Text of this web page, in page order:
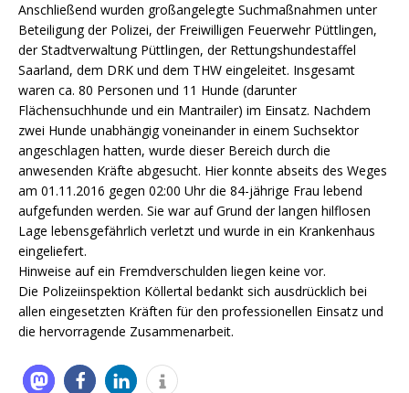
Anschließend wurden großangelegte Suchmaßnahmen unter
Beteiligung der Polizei, der Freiwilligen Feuerwehr Püttlingen,
der Stadtverwaltung Püttlingen, der Rettungshundestaffel
Saarland, dem DRK und dem THW eingeleitet. Insgesamt
waren ca. 80 Personen und 11 Hunde (darunter
Flächensuchhunde und ein Mantrailer) im Einsatz. Nachdem
zwei Hunde unabhängig voneinander in einem Suchsektor
angeschlagen hatten, wurde dieser Bereich durch die
anwesenden Kräfte abgesucht. Hier konnte abseits des Weges
am 01.11.2016 gegen 02:00 Uhr die 84-jährige Frau lebend
aufgefunden werden. Sie war auf Grund der langen hilflosen
Lage lebensgefährlich verletzt und wurde in ein Krankenhaus
eingeliefert.
Hinweise auf ein Fremdverschulden liegen keine vor.
Die Polizeiinspektion Köllertal bedankt sich ausdrücklich bei
allen eingesetzten Kräften für den professionellen Einsatz und
die hervorragende Zusammenarbeit.